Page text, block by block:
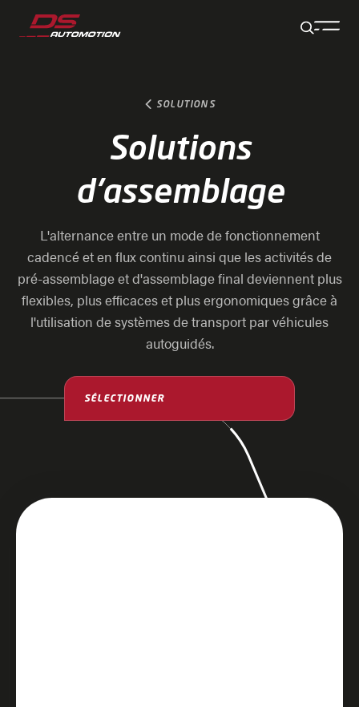
Aller au contenu principal
Aller au pied de page
Aller à la fin de la navigation
Aller au début de la navigation
SOLUTIONS
Solutions
d'assemblage
L'alternance entre un mode de fonctionnement
cadencé et en flux continu ainsi que les activités de
pré-assemblage et d'assemblage final deviennent plus
flexibles, plus efficaces et plus ergonomiques grâce à
l'utilisation de systèmes de transport par véhicules
autoguidés.